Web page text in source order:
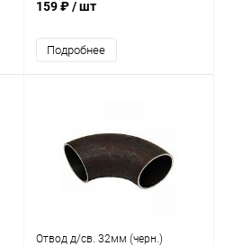
159 ₽/ шт
Подробнее
Отвод д/св. 32мм (черн.)